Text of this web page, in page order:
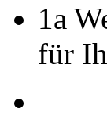
1a
für